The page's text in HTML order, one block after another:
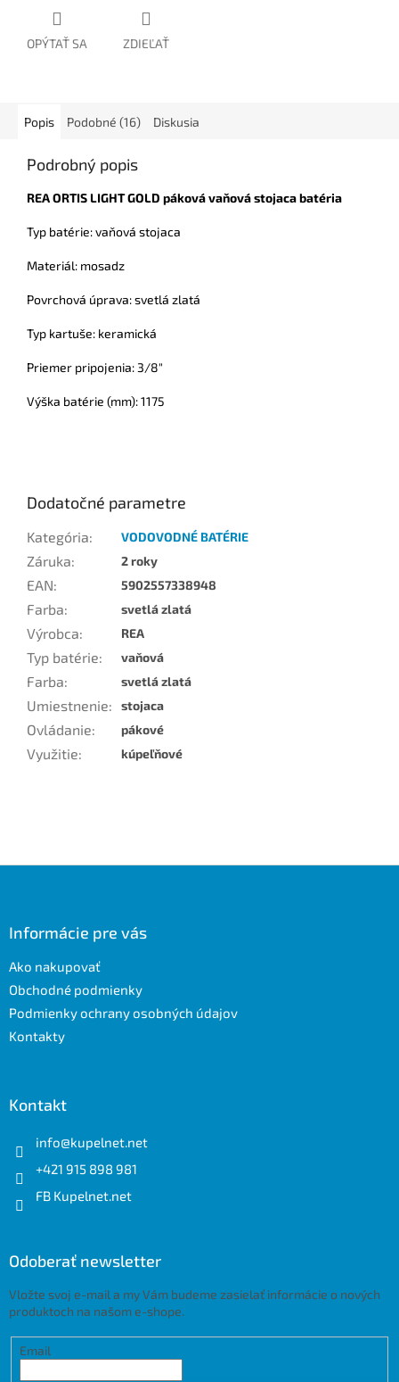
OPÝTAŤ SA ZDIEĽAŤ
Popis Podobné (16) Diskusia
Podrobný popis
REA ORTIS LIGHT GOLD páková vaňová stojaca batéria
Typ batérie: vaňová stojaca
Materiál: mosadz
Povrchová úprava: svetlá zlatá
Typ kartuše: keramická
Priemer pripojenia: 3/8"
Výška batérie (mm): 1175
Dodatočné parametre
Kategória: VODOVODNÉ BATÉRIE
Záruka: 2 roky
EAN: 5902557338948
Farba: svetlá zlatá
Výrobca: REA
Typ batérie: vaňová
Farba: svetlá zlatá
Umiestnenie: stojaca
Ovládanie: pákové
Využitie: kúpeľňové
Informácie pre vás
Ako nakupovať
Obchodné podmienky
Podmienky ochrany osobných údajov
Kontakty
Kontakt
info@kupelnet.net
+421 915 898 981
FB Kupelnet.net
Odoberať newsletter
Vložte svoj e-mail a my Vám budeme zasielať informácie o nových
produktoch na našom e-shope.
Email